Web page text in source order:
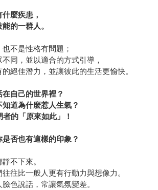
麼疾患，
的一群人。
不是性格有問題；
同，並以適合的方式引導，
絕佳潛力，並讓彼此的生活更愉快。
自己的世界裡？
道為什麼惹人生氣？
的「原來如此」！
否也有這樣的印象？
不下來。
往比一般人更有行動力與想像力。
色說話，常讓氣氛變差。